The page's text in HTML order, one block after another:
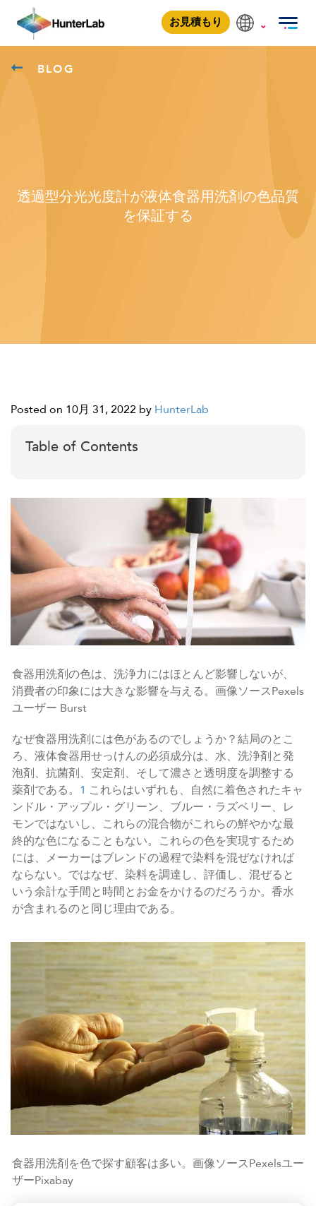
お見積もり
BLOG
透過型分光光度計が液体食器用洗剤の色品質
を保証する
Posted on 10月 31, 2022 by HunterLab
Table of Contents
食器用洗剤の色は、洗浄力にはほとんど影響しないが、
消費者の印象には大きな影響を与える。画像ソースPexels
ユーザー Burst
なぜ食器用洗剤には色があるのでしょうか？結局のとこ
ろ、液体食器用せっけんの必須成分は、水、洗浄剤と発
泡剤、抗菌剤、安定剤、そして濃さと透明度を調整する
薬剤である。 1 これらはいずれも、自然に着色されたキャ
ンドル・アップル・グリーン、ブルー・ラズベリー、レ
モンではないし、これらの混合物がこれらの鮮やかな最
終的な色になることもない。これらの色を実現するため
には、メーカーはブレンドの過程で染料を混ぜなければ
ならない。ではなぜ、染料を調達し、評価し、混ぜると
いう余計な手間と時間とお金をかけるのだろうか。香水
が含まれるのと同じ理由である。
食器用洗剤を色で探す顧客は多い。画像ソースPexelsユー
ザーPixabay